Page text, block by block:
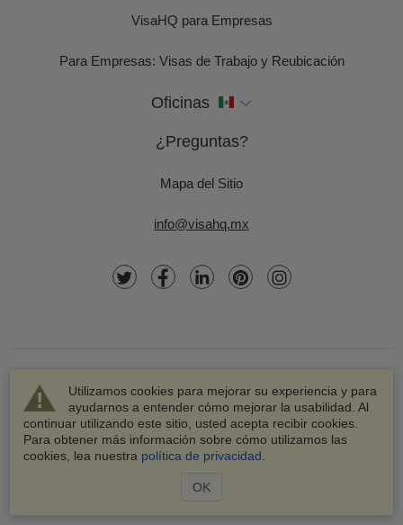
Utilizamos cookies para mejorar su experiencia y para
ayudarnos a entender cómo mejorar la usabilidad. Al
continuar utilizando este sitio, usted acepta recibir cookies.
Para obtener más información sobre cómo utilizamos las
cookies, lea nuestra política de privacidad
OK
VisaHQ para Empresas
Para Empresas: Visas de Trabajo y Reubicación
Oficinas
¿Preguntas?
Mapa del Sitio
info@visahq.mx
© 2003-2026 VisaHQ.com, Inc. Todos los derechos
reservados.
VisaHQ y el logotipo de VisaHQ son marcas registradas de
VisaHQ.com, Inc.